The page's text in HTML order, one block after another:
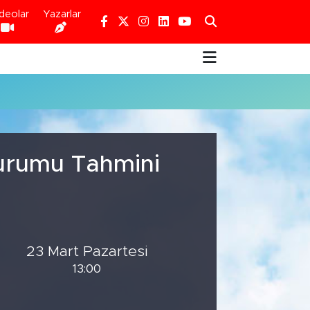
Yazarlar
Tahmini
23 Mart Pazartesi
13:00